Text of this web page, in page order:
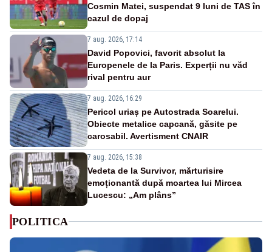
Cosmin Matei, suspendat 9 luni de TAS în
cazul de dopaj
7 aug. 2026, 17:14
David Popovici, favorit absolut la
Europenele de la Paris. Experții nu văd
rival pentru aur
7 aug. 2026, 16:29
Pericol uriaș pe Autostrada Soarelui.
Obiecte metalice capcană, găsite pe
carosabil. Avertisment CNAIR
7 aug. 2026, 15:38
Vedeta de la Survivor, mărturisire
emoționantă după moartea lui Mircea
Lucescu: „Am plâns”
POLITICA